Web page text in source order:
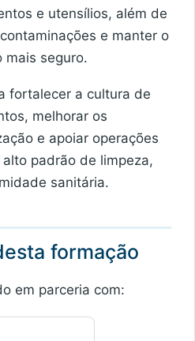
e utensílios, além de
e manter o
mais seguro.
fortalecer a cultura de
melhorar os
e apoiar operações
padrão de limpeza,
sanitária.
formação
em parceria com: